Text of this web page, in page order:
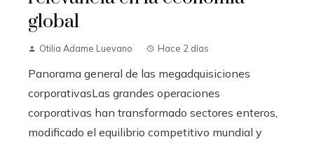
global
Otilia Adame Luevano Hace 2 días
Panorama general de las megadquisiciones
corporativasLas grandes operaciones
corporativas han transformado sectores enteros,
modificado el equilibrio competitivo mundial y